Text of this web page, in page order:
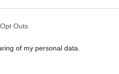
Outs
of my personal data.